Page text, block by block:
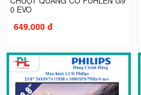
0 EVO
649.000 đ